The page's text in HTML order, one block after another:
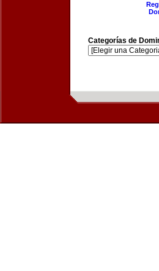
Categorías de